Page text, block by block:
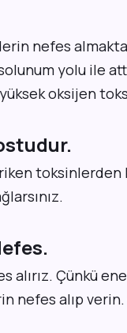
nefes
yolu ile
oksijen
toksinlerden
alırız. Çünkü
nefes alıp